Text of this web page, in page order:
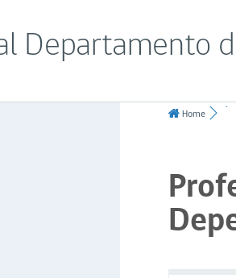
Departamento
Home